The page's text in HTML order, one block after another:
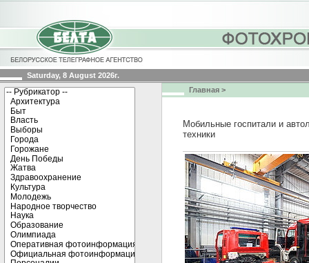
Saturday, 8 August 2026г.
Главная >
Мобильные госпитали и
техники